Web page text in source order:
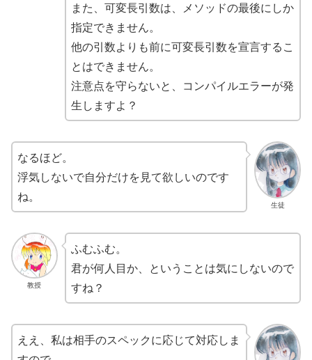
また、可変長引数は、メソッドの最後にしか
指定できません。
他の引数よりも前に可変長引数を宣言するこ
とはできません。
注意点を守らないと、コンパイルエラーが発
生しますよ？
生徒
なるほど。
浮気しないで自分だけを見て欲しいのです
ね。
教授
ふむふむ。
君が何人目か、ということは気にしないので
すね？
ええ、私は相手のスペックに応じて対応しま